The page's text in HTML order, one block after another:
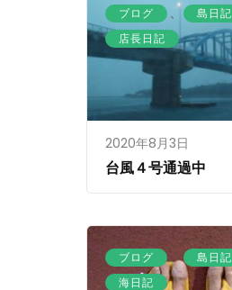
ブログ 、 島日記
店長日記
2020年8月3日
台風４号通過中
ブログ 、 島日記
海日記